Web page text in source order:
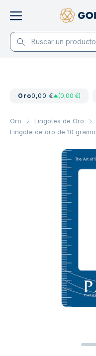
Oro0,00 € (0,00 €)
Oro Lingotes de Oro
Lingote de oro de 10